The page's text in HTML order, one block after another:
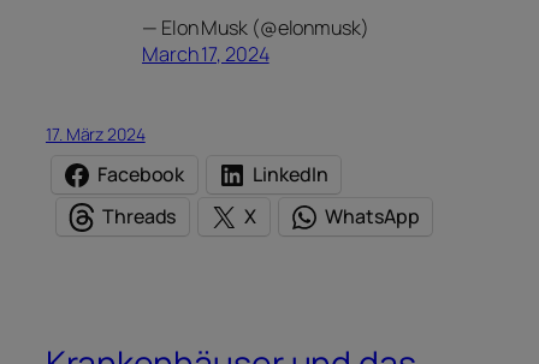
— Elon Musk (@elonmusk)
March 17, 2024
17. März 2024
Facebook
LinkedIn
Threads
X WhatsApp